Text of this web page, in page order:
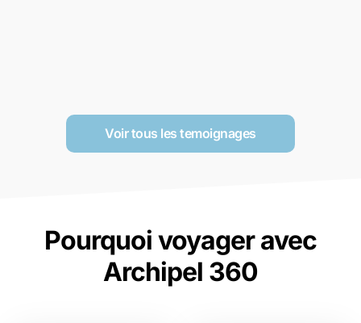
Voir tous les temoignages
Pourquoi voyager avec
Archipel 360